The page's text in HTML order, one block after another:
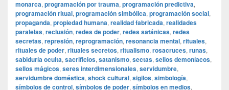
monarca, programación por trauma, programación predictiva,
programación ritual, programación simbólica, programación social,
propaganda, propiedad humana, realidad fabricada, realidades
paralelas, reclusión, redes de poder, redes satánicas, redes
secretas, represión, reprogramación, resonancia mental, rituales,
rituales de poder, rituales secretos, ritualismo, rosacruces, runas,
sabiduría oculta, sacrificios, satanismo, sectas, sellos demoníacos,
sellos mágicos, seres interdimensionales, servidumbre,
servidumbre doméstica, shock cultural, sigilos, simbología,
símbolos de control, símbolos de poder, símbolos en medios,